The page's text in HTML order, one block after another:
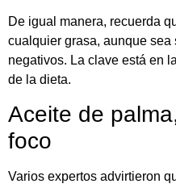
De igual manera, recuerda
cualquier grasa, aunque
negativos. La clave está en
de la dieta.
Aceite de
foco
Varios expertos advirtieron